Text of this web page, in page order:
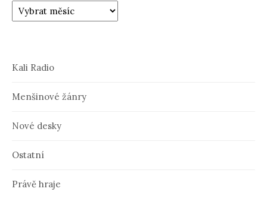
Kali Radio
Menšinové žánry
Nové desky
Ostatní
Právě hraje